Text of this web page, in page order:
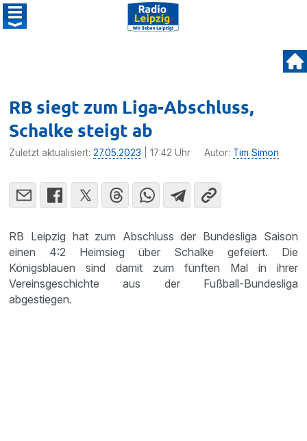
RB siegt zum Liga-Abschluss,
Schalke steigt ab
Zuletzt aktualisiert:27.05.2023 | 17:42 Uhr Autor: Tim Simon
RB Leipzig hat zum Abschluss der Bundesliga Saison
einen 4:2 Heimsieg über Schalke gefeiert. Die
Königsblauen sind damit zum fünften Mal in ihrer
Vereinsgeschichte aus der Fußball-Bundesliga
abgestiegen.